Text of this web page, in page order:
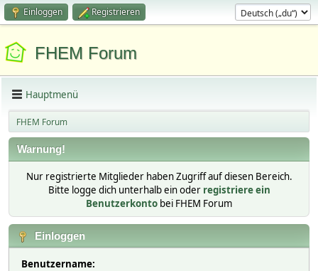
Einloggen Registrieren
FHEM Forum
Hauptmenü
FHEM Forum
Warnung!
Nur registrierte Mitglieder haben Zugriff auf diesen Bereich.
Bitte logge dich unterhalb ein oder registriere ein
Benutzerkonto bei FHEM Forum
Einloggen
Benutzername: